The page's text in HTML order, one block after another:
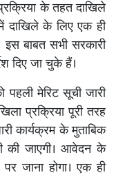
के तहत दाखिले
में दाखिले के लिए एक ही
बाबत सभी सरकारी
दिए जा चुके हैं।
मेरिट सूची जारी
प्रक्रिया पूरी तरह
कार्यक्रम के मुताबिक
की जाएगी। आवेदन के
जाना होगा। एक ही